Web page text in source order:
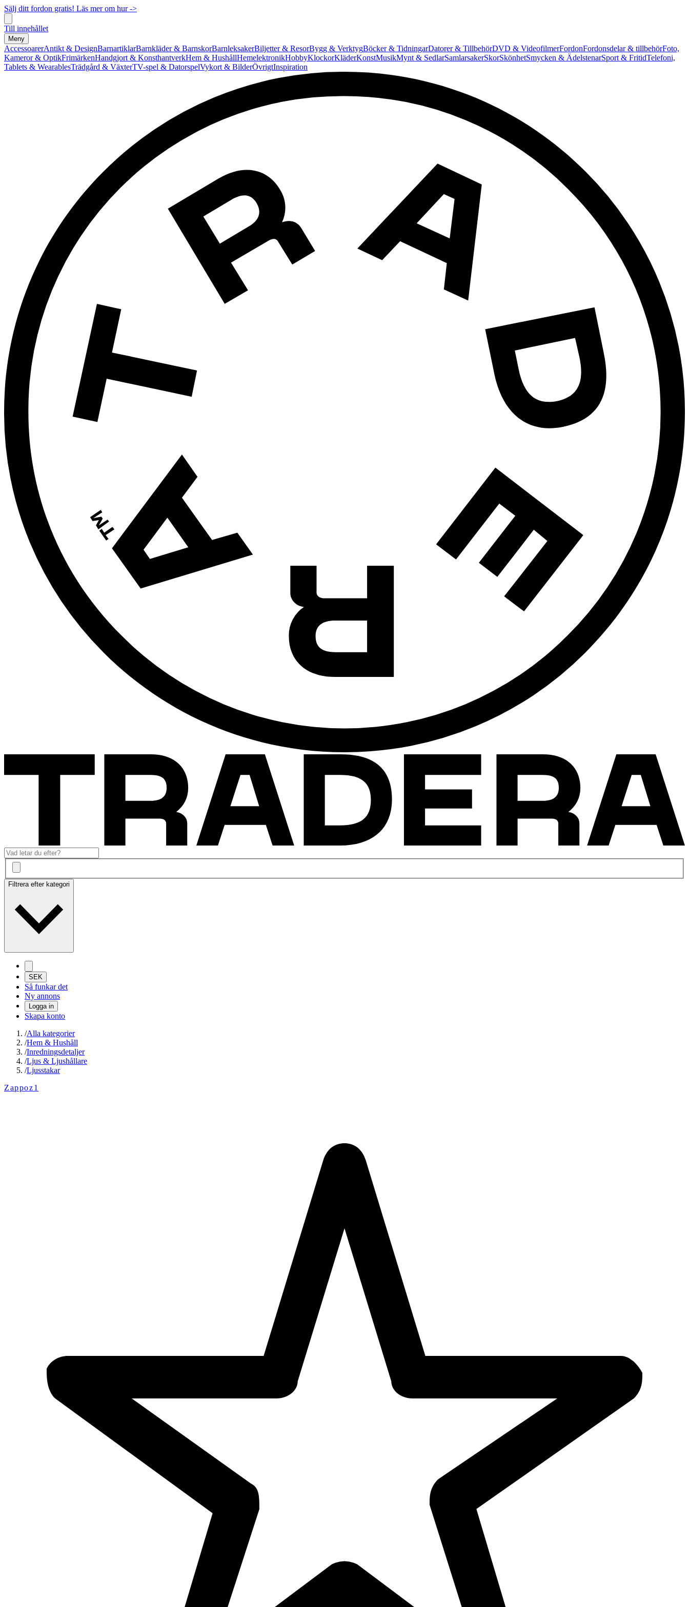
Sälj ditt fordon gratis! Läs mer om hur ->
Till innehållet
Meny
AccessoarerAntikt & DesignBarnartiklarBarnkläder & BarnskorBarnleksakerBiljetter & ResorBygg & VerktygBöcker & TidningarDatorer & TillbehörDVD & VideofilmerFordonFordonsdelar & tillbehörFoto,
Kameror & OptikFrimärkenHandgjort & KonsthantverkHem & HushållHemelektronikHobbyKlockorKläderKonstMusikMynt & SedlarSamlarsakerSkorSkönhetSmycken & ÄdelstenarSport & FritidTelefoni,
Tablets & WearablesTrädgård & VäxterTV-spel & DatorspelVykort & BilderÖvrigtInspiration
Filtrera efter kategori
SEK
Så funkar det
Ny annons
Logga in
Skapa konto
/Alla kategorier
/Hem & Hushåll
/Inredningsdetaljer
/Ljus & Ljushållare
/Ljusstakar
Zappoz1